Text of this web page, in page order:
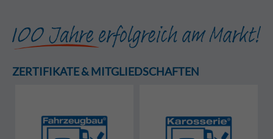
ZERTIFIKATE & MITGLIEDSCHAFTEN